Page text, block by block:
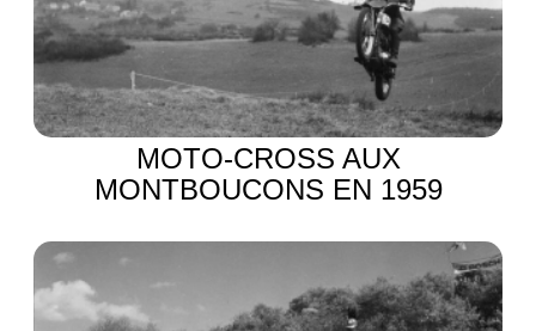
MOTO-CROSS AUX
MONTBOUCONS EN 1959